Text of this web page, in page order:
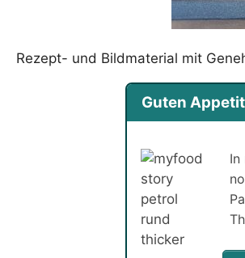
Rezept- und Bildmaterial mit
Guten
In